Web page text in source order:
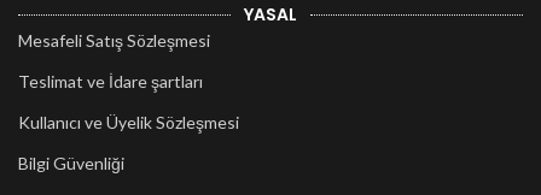
YASAL
Mesafeli Satış Sözleşmesi
Teslimat ve İdare şartları
Kullanıcı ve Üyelik Sözleşmesi
Bilgi Güvenliği